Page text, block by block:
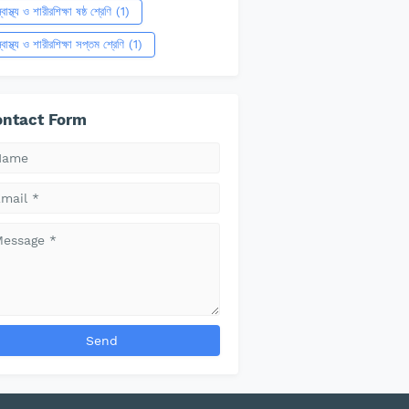
ও শারীরশিক্ষা ষষ্ঠ শ্রেণি (1)
ও শারীরশিক্ষা সপ্তম শ্রেণি (1)
Form